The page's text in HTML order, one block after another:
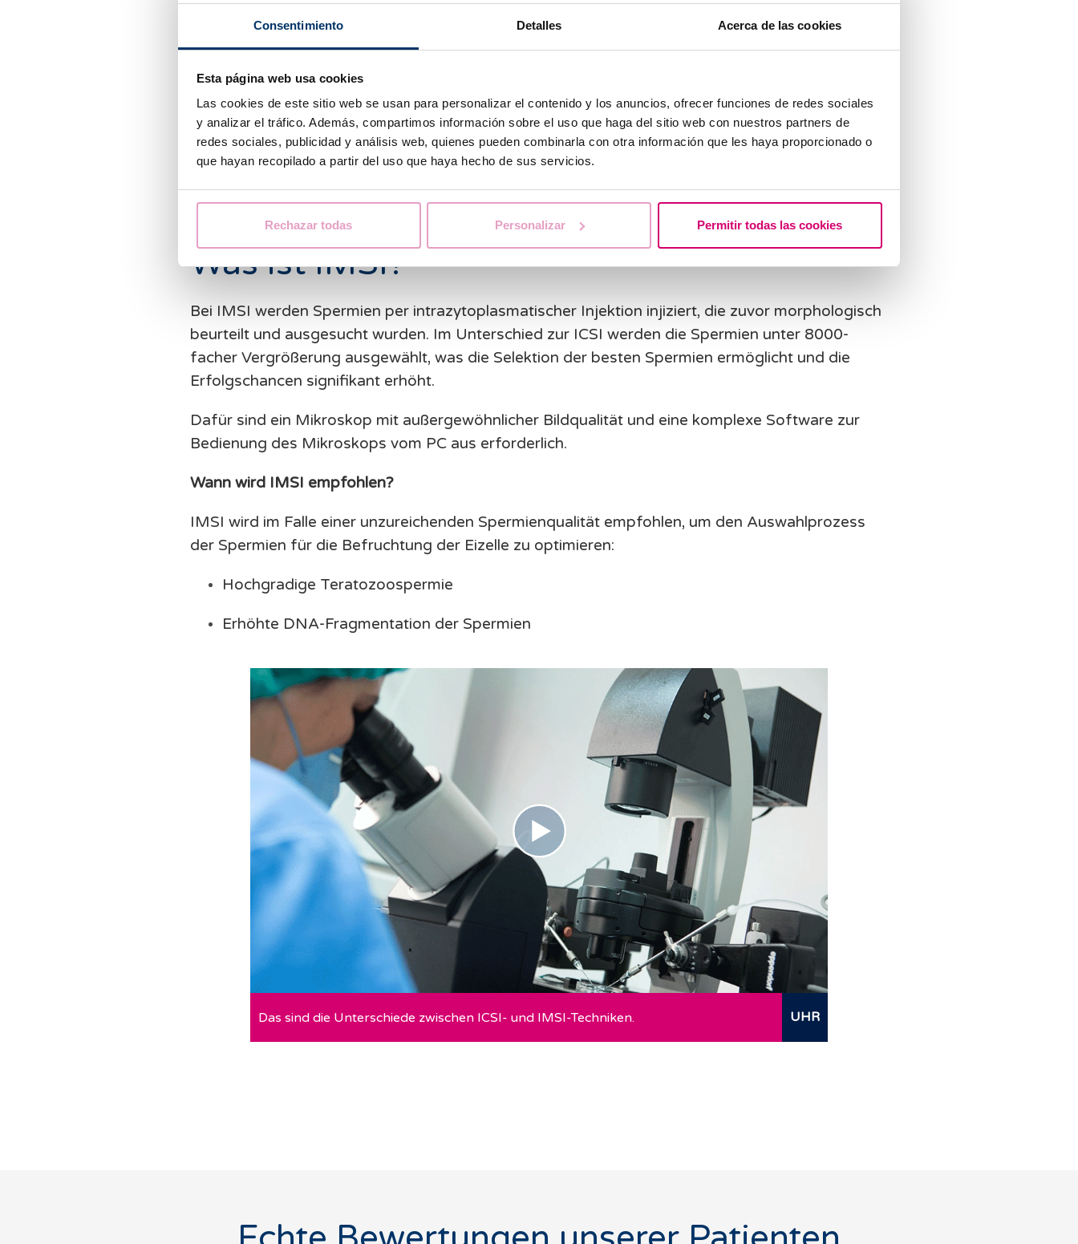
Consentimiento Detalles Acerca de las cookies
Esta página web usa cookies
Las cookies de este sitio web se usan para personalizar el contenido y los anuncios, ofrecer funciones de redes sociales
y analizar el tráfico. Además, compartimos información sobre el uso que haga del sitio web con nuestros partners de
redes sociales, publicidad y análisis web, quienes pueden combinarla con otra información que les haya proporcionado o
que hayan recopilado a partir del uso que haya hecho de sus servicios.
Rechazar todas Personalizar Permitir todas las cookies
Erfahren Sie mehr über die Technik der ‚intracytoplasmatische Spermieninjektion UHR
Was ist IMSI?
Bei IMSI werden Spermien per intrazytoplasmatischer Injektion injiziert, die zuvor morphologisch
beurteilt und ausgesucht wurden. Im Unterschied zur ICSI werden die Spermien unter 8000-
facher Vergrößerung ausgewählt, was die Selektion der besten Spermien ermöglicht und die
Erfolgschancen signifikant erhöht.
Dafür sind ein Mikroskop mit außergewöhnlicher Bildqualität und eine komplexe Software zur
Bedienung des Mikroskops vom PC aus erforderlich.
Wann wird IMSI empfohlen?
IMSI wird im Falle einer unzureichenden Spermienqualität empfohlen, um den Auswahlprozess
der Spermien für die Befruchtung der Eizelle zu optimieren:
Hochgradige Teratozoospermie
Erhöhte DNA-Fragmentation der Spermien
Das sind die Unterschiede zwischen ICSI- und IMSI-Techniken. UHR